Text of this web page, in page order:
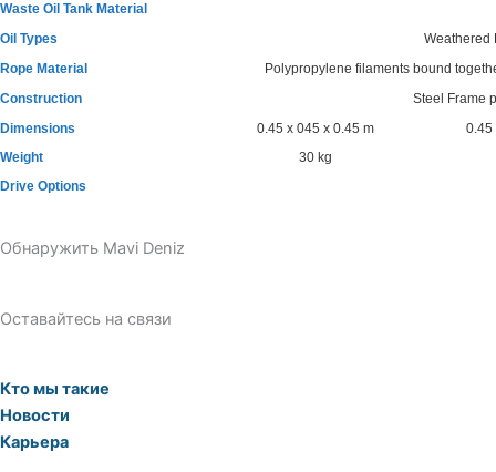
Waste Oil Tank Material
Oil Types
Weathered
Rope Material
Polypropylene filaments bound
Construction
Steel Frame
Dimensions
0.45 x 045 x 0.45 m
0.45
Weight
30 kg
Drive Options
Обнаружить Mavi Deniz
Оставайтесь на связи
Кто мы такие
Новости
Карьера